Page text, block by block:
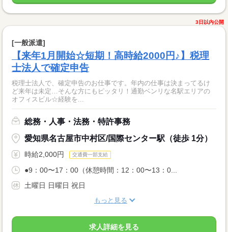
3日以内公開
[一般派遣]
【来年1月開始☆短期！高時給2000円♪】税理
士法人で確定申告
税理士法人で、確定申告のお仕事です。年内の仕事は決まってるけ
ど来年は未定…そんな方にもピッタリ！通勤ベンリな名駅エリアの
オフィスビル☆経験を...
総務・人事・法務・特許事務
愛知県名古屋市中村区/国際センター駅（徒歩 1分）
時給2,000円 交通費一部支給
●9：00〜17：00（休憩時間：12：00〜13：0...
土曜日 日曜日 祝日
もっと見る
求人詳細を見る